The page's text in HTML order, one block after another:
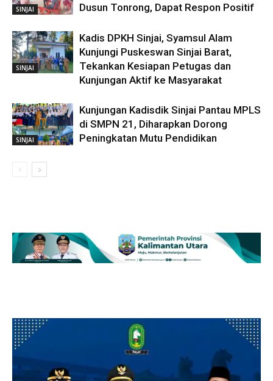
SINJAI
Dusun Tonrong, Dapat Respon Positif
SINJAI
Kadis DPKH Sinjai, Syamsul Alam
Kunjungi Puskeswan Sinjai Barat,
Tekankan Kesiapan Petugas dan
Kunjungan Aktif ke Masyarakat
SINJAI
Kunjungan Kadisdik Sinjai Pantau MPLS
di SMPN 21, Diharapkan Dorong
Peningkatan Mutu Pendidikan